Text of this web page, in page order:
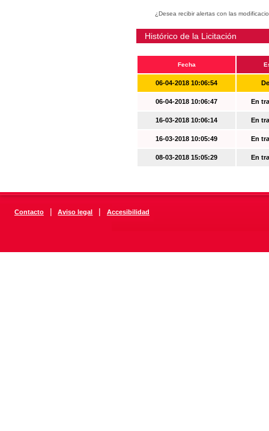
¿Desea recibir alertas con las
Histórico de la Licitación
Fecha
06-04-2018 10:06:54
06-04-2018 10:06:47 En
16-03-2018 10:06:14 En
16-03-2018 10:05:49 En
08-03-2018 15:05:29 En
Contacto | Aviso legal | Accesibilidad